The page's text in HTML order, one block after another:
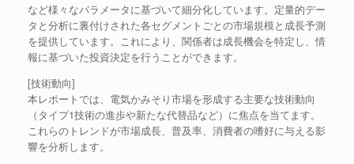
など様々なパラメータに基づいて細分化しています。定量的デー
タと分析に裏付けされた各セグメントごとの市場規模と成長予測
を提供しています。これにより、関係者は成長機会を特定し、情
報に基づいた投資決定を行うことができます。
[技術動向]
本レポートでは、電気かみそり市場を形成する主要な技術動向
（タイプ1技術の進歩や新たな代替品など）に焦点を当てます。
これらのトレンドが市場成長、普及率、消費者の嗜好に与える影
響を分析します。